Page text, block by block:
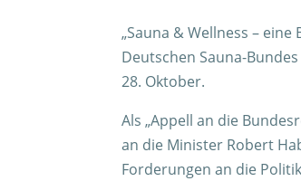
„Sauna & Wellness –
Deutschen Sauna-
28. Oktober.
Als „Appell an die
an die Minister Robert
Forderungen an die